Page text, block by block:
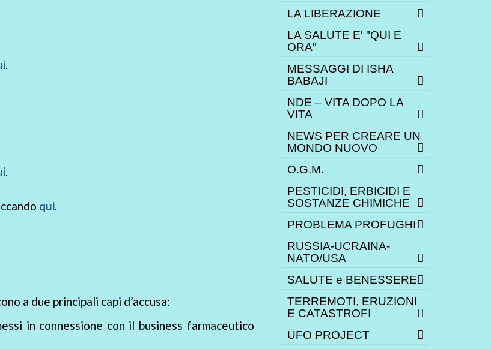
.
.
qui.
a due principali capi d’accusa:
in connessione con il business farmaceutico
LA LIBERAZIONE
LA SALUTE E' "QUI E
ORA"
MESSAGGI DI ISHA
BABAJI
NDE – VITA DOPO LA
VITA
NEWS PER CREARE UN
MONDO NUOVO
O.G.M.
PESTICIDI, ERBICIDI E
SOSTANZE CHIMICHE
PROBLEMA PROFUGHI
RUSSIA-UCRAINA-
NATO/USA
SALUTE e BENESSERE
TERREMOTI, ERUZIONI
E CATASTROFI
UFO PROJECT